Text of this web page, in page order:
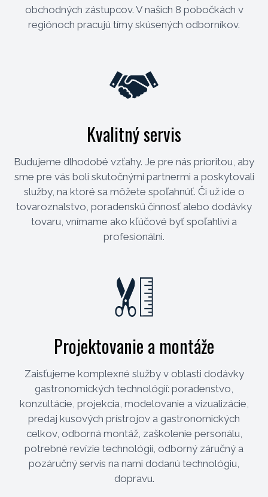
obchodných zástupcov. V našich 8 pobočkách v
regiónoch pracujú tímy skúsených odborníkov.
Kvalitný servis
Budujeme dlhodobé vzťahy. Je pre nás prioritou, aby
sme pre vás boli skutočnými partnermi a poskytovali
služby, na ktoré sa môžete spoľahnúť. Či už ide o
tovaroznalstvo, poradenskú činnosť alebo dodávky
tovaru, vnímame ako kľúčové byť spoľahliví a
profesionálni.
Projektovanie a montáže
Zaisťujeme komplexné služby v oblasti dodávky
gastronomických technológií: poradenstvo,
konzultácie, projekcia, modelovanie a vizualizácie,
predaj kusových prístrojov a gastronomických
celkov, odborná montáž, zaškolenie personálu,
potrebné revízie technológií, odborný záručný a
pozáručný servis na nami dodanú technológiu,
dopravu.